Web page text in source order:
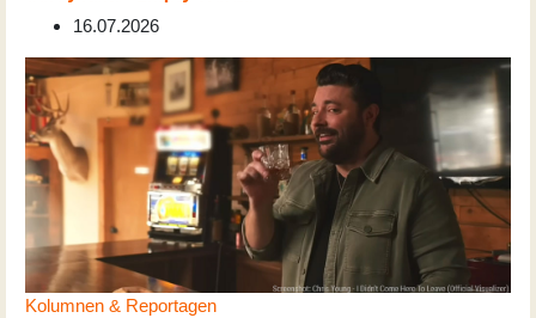
16.07.2026
Kolumnen & Reportagen